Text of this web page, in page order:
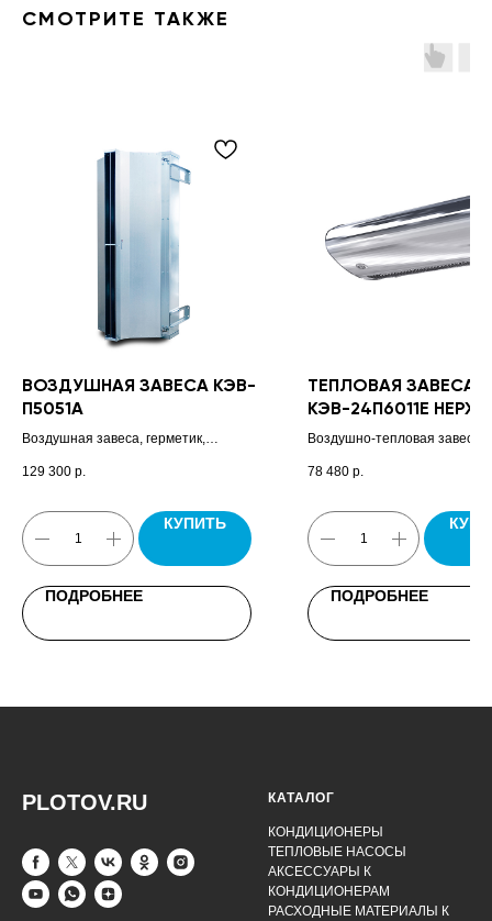
СМОТРИТЕ ТАКЖЕ
ВОЗДУШНАЯ ЗАВЕСА КЭВ-
П5051A
Воздушная завеса, герметик,
паспорт.
129 300 р.
КУПИТЬ
ПОДРОБНЕЕ
ТЕПЛОВАЯ ЗАВЕСА
КЭВ-24П6011E НЕРЖ.
Воздушно-тепловая завеса
комплект крепежных штанг,
78 480 р.
ПОДРОБНЕЕ
PLOTOV.RU КАТАЛОГ
КОНДИЦИОНЕРЫ
ТЕПЛОВЫЕ НАСОСЫ
АКСЕССУАРЫ К
КОНДИЦИОНЕРАМ
РАСХОДНЫЕ МАТЕРИАЛЫ К